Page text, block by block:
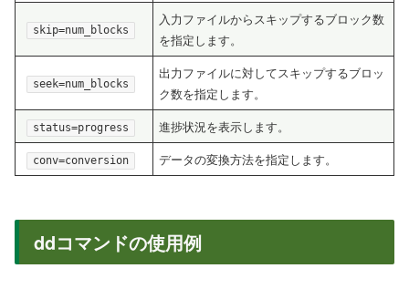
skip=num_blocks
入力ファイルからスキップするブロック数
を指定します。
seek=num_blocks
出力ファイルに対してスキップするブロッ
ク数を指定します。
status=progress 進捗状況を表示します。
conv=conversion データの変換方法を指定します。
ddコマンドの使用例